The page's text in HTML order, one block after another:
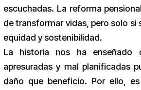
escuchadas. La reforma
de transformar vidas, pero solo si
equidad y sostenibilidad.
La historia nos ha enseñado
apresuradas y mal planificadas
daño que beneficio. Por ello,